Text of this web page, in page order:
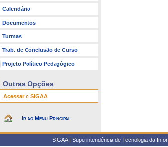
Calendário
Documentos
Turmas
Trab. de Conclusão de Curso
Projeto Político Pedagógico
Outras Opções
Acessar o SIGAA
Ir ao Menu Principal
SIGAA | Superintendência de Tecnologia da